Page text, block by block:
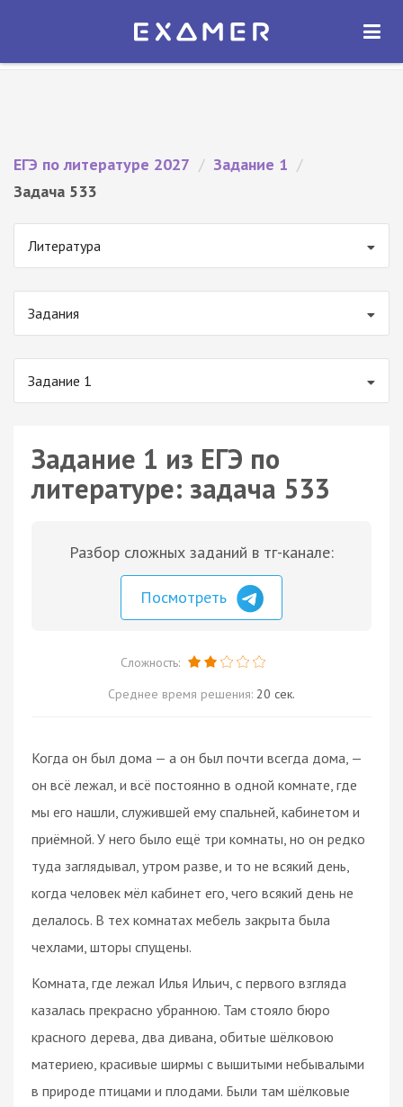
Экзамер — ЕГЭ 2027
ОТКРЫТЬ
ЕГЭ по литературе 2027 / Задание 1 /
Задача 533
Литература
Задания
Задание 1
Задание 1 из ЕГЭ по
литературе: задача 533
Разбор сложных заданий в тг-канале:
Посмотреть
Сложность:
Среднее время решения: 20 сек.
Когда он был дома — а он был почти всегда дома, —
он всё лежал, и всё постоянно в одной комнате, где
мы его нашли, служившей ему спальней, кабинетом и
приёмной. У него было ещё три комнаты, но он редко
туда заглядывал, утром разве, и то не всякий день,
когда человек мёл кабинет его, чего всякий день не
делалось. В тех комнатах мебель закрыта была
чехлами, шторы спущены.
Комната, где лежал Илья Ильич, с первого взгляда
казалась прекрасно убранною. Там стояло бюро
красного дерева, два дивана, обитые шёлковою
материею, красивые ширмы с вышитыми небывалыми
в природе птицами и плодами. Были там шёлковые